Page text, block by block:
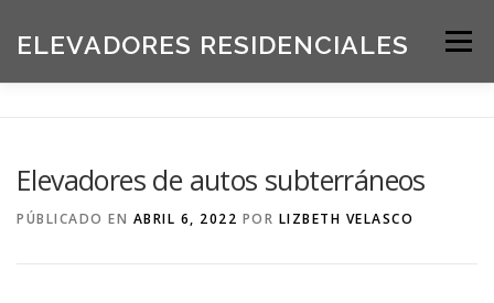
ELEVADORES RESIDENCIALES Menú
Elevadores de autos subterráneos
PÚBLICADO EN ABRIL 6, 2022 POR LIZBETH VELASCO